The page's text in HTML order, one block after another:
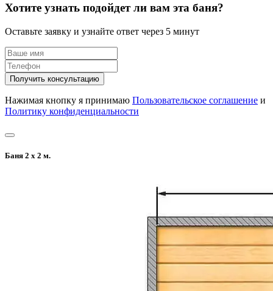
Хотите узнать подойдет ли вам эта баня?
Оставьте заявку и узнайте ответ через 5 минут
Получить консультацию
Нажимая кнопку я принимаю Пользовательское соглашение и
Политику конфиденциальности
Баня 2 х 2 м.